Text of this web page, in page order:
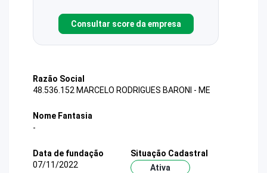
Consultar score da empresa
Razão Social
48.536.152 MARCELO RODRIGUES BARONI - ME
Nome Fantasia
-
Data de fundação
07/11/2022
Situação Cadastral
Ativa